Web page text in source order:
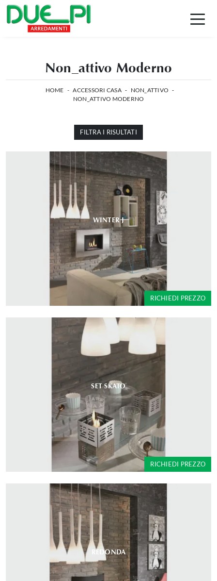
Non_attivo Moderno
HOME - ACCESSORI CASA - NON_ATTIVO -
NON_ATTIVO MODERNO
FILTRA I RISULTATI
WINTER J
RICHIEDI PREZZO
SET SKATO
RICHIEDI PREZZO
REDONDA